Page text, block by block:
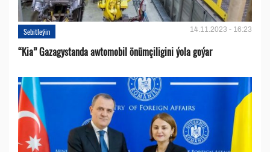
Sebitleýin 14.11.2023 - 16:23
“Kia” Gazagystanda awtomobil önümçiligini ýola goýar